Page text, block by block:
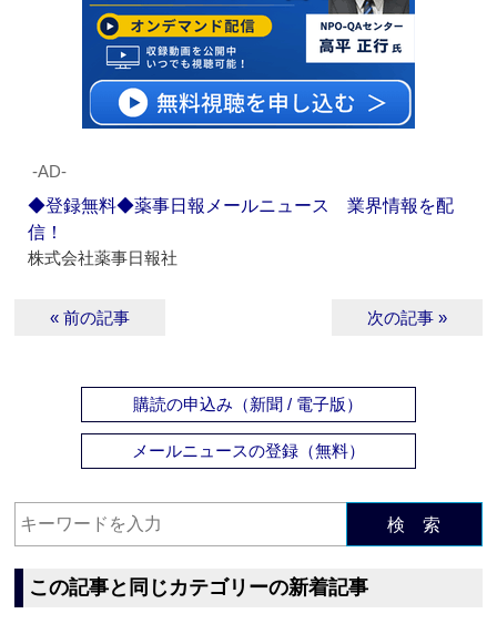
‐AD‐
◆登録無料◆薬事日報メールニュース 業界情報を配
信！
株式会社薬事日報社
« 前の記事 次の記事 »
購読の申込み（新聞 / 電子版）
メールニュースの登録（無料）
検 索
この記事と同じカテゴリーの新着記事